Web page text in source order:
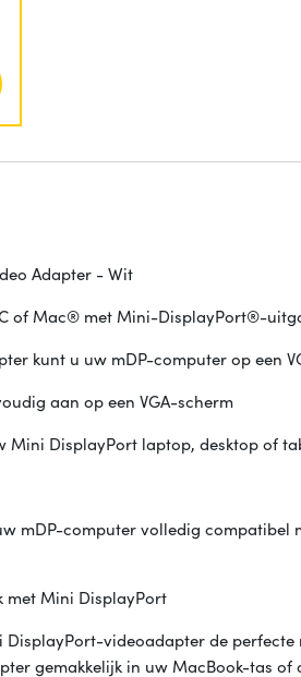
Adapter - Wit
of Mac® met Mini-DisplayPort®-
kunt u uw mDP-computer op een
aan op een VGA-scherm
Mini DisplayPort laptop, desktop of
mDP-computer volledig compatibel
met Mini DisplayPort
videoadapter de
gemakkelijk in uw MacBook-tas of